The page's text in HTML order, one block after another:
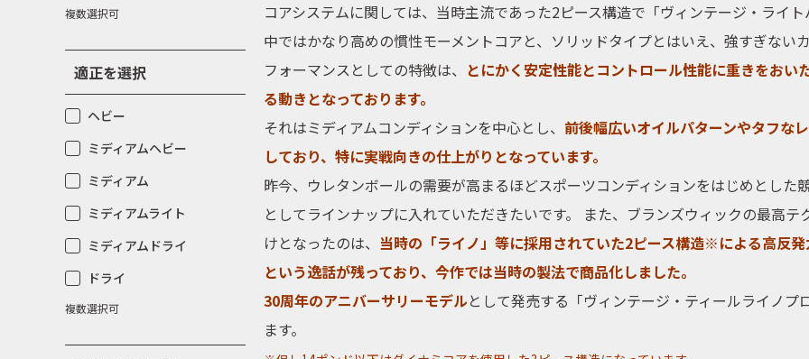
複数選択可
適正を選択
ヘビー
ミディアムヘビー
ミディアム
ミディアムライト
ミディアムドライ
ドライ
複数選択可
コアシステムに関しては、当時主流であった2ピース構造で 「ヴィンテージ・ライ
中ではかなり高めの慣性モーメントコアと、 ソリッドタイプとはいえ、強すぎない
フォーマンスとしての特徴は、 とにかく安定性能とコントロール性能に重きをお
る動きとなっております。
それはミディアムコンディションを中心とし、 前後幅広いオイルパターンやタフな
しており、特に実戦向きの仕上がりとなっています。
昨今、 ウレタンボールの需要が高まるほどスポーツコンディションをはじめとし
としてラインナップに入れていただきたいです。 また、 ブランズウィックの最高テ
けとなったのは、 当時の「ライノ」等に採用されていた2ピース構造※による高反
という逸話が残っており、今作では当時の製法で商品化しました。
30周年のアニバーサリーモデルとして発売する「ヴィンテージ・ティールライノ
ます。